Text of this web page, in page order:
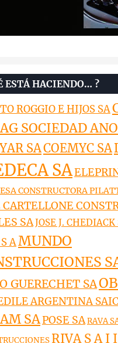
ESTÁ HACIENDO… ?
ROGGIO E HIJOS SA
SOCIEDAD
SACOEMYC SA
SA
CONSTRUCTORA
CARTELLONE
SAJOSE J.
AMUNDO
GUERECHET SA
ARGENTINA
SAPOSE SARAVA
RIVA S A I